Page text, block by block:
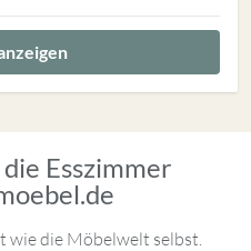
Esszimmer
wie die Möbelwelt selbst.